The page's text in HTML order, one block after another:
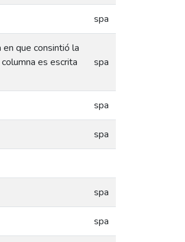
spa
que consintió la
es escrita
spa
spa
spa
spa
spa